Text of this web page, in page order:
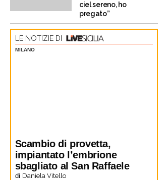
ciel sereno, ho
pregato”
LE NOTIZIE DI
MILANO
Scambio di provetta,
impiantato l’embrione
sbagliato al San Raffaele
di Daniela Vitello